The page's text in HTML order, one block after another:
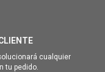
cualquier
tu pedido.